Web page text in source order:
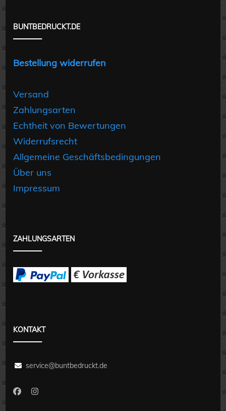
BUNTBEDRUCKT.DE
Bestellung widerrufen
Versand
Zahlungsarten
Echtheit von Bewertungen
Widerrufsrecht
Allgemeine Geschäftsbedingungen
Über uns
Impressum
ZAHLUNGSARTEN
KONTAKT
service@buntbedruckt.de